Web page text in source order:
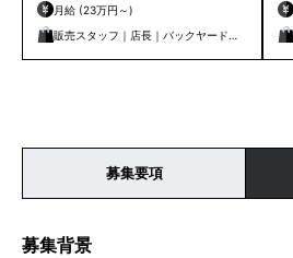
玉県｜千葉県｜東京都｜神奈川県｜新
潟県｜石川県｜静岡県｜愛知県｜京都
府｜大阪府｜兵庫県｜岡山県｜広島県
月給 (23万円～)
販売スタッフ｜店長｜バックヤード｜
管理・事務
募集要項
募集背景